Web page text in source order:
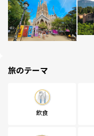
旅のテーマ
飲食